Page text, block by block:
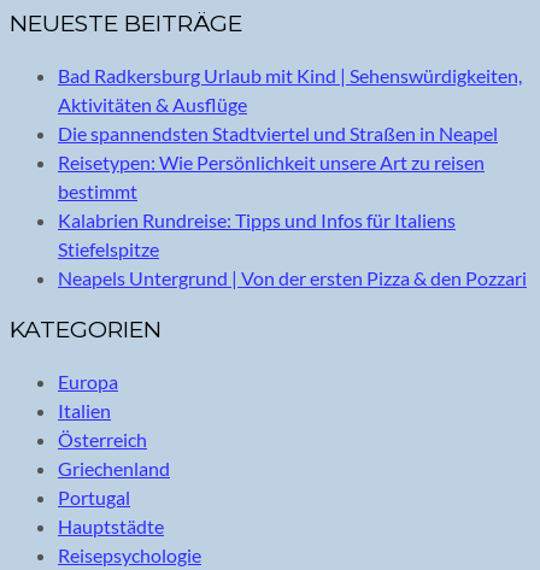
NEUESTE BEITRÄGE
Bad Radkersburg Urlaub mit Kind | Sehenswürdigkeiten,
Aktivitäten & Ausflüge
Die spannendsten Stadtviertel und Straßen in Neapel
Reisetypen: Wie Persönlichkeit unsere Art zu reisen
bestimmt
Kalabrien Rundreise: Tipps und Infos für Italiens
Stiefelspitze
Neapels Untergrund | Von der ersten Pizza & den Pozzari
KATEGORIEN
Europa
Italien
Österreich
Griechenland
Portugal
Hauptstädte
Reisepsychologie